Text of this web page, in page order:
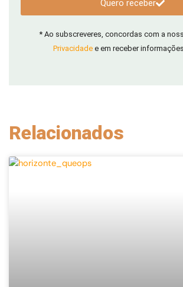
Quero receber
* Ao subscreveres, concordas com a
Privacidade e em receber
Relacionados